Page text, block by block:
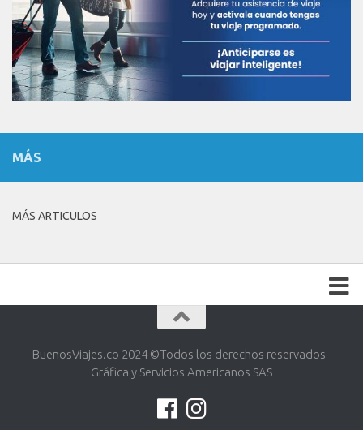
MÁS
MÁS ARTICULOS
BuenosViajes.co 2024 ©️Todos los derechos reservados -
Gráfica y Servicios Americanos SAS